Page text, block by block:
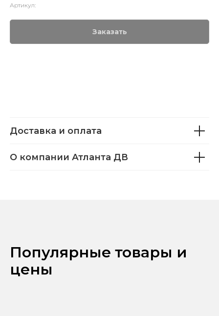
Артикул:
Заказать
Доставка и оплата
О компании Атланта ДВ
Популярные товары и
цены